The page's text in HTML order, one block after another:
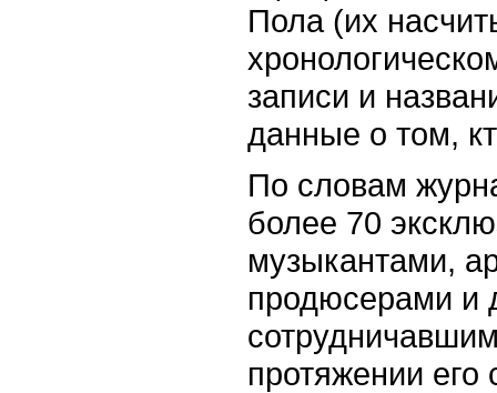
Пола (их
записи и
данные о том,
По словам
более 70
музыкантами,
продюсерами и
протяжении его